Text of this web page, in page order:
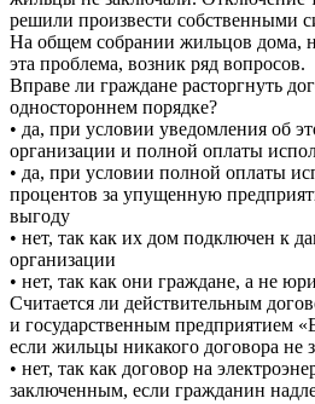
решили произвести собственными
На общем собрании жильцов дома,
эта проблема, возник ряд вопросов.
Вправе ли граждане расторгнуть
одностороннем порядке?
• да, при условии уведомления об
организации и полной оплаты
• да, при условии полной оплаты
процентов за упущенную
выгоду
• нет, так как их дом подключен к
организации
• нет, так как они граждане, а не
Считается ли действительным
и государственным предприятием
если жильцы никакого договора не
• нет, так как договор на
заключенным, если гражданин